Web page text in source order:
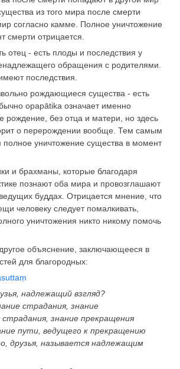
из того мира после смерти
согласно камме. Полное уничтожение
смерти отрицается.
отец - есть плоды и последствия у
обращения с родителями.
последствия.
рождающиеся существа - есть
opapātika означает именно
рождение, без отца и матери, но здесь
о перерождении вообще. Тем самым
полное уничтожение существа в момент
и брахманы, которые благодаря
познают оба мира и провозглашают
буддах. Отрицается мнение, что
человеку следует помалкивать,
уничтожения никто никому помочь
объяснение, заключающееся в
для благородных:
надлежащий взгляд?
страдания, знание
страдания, знание прекращения
пути, ведущего к прекращению
друзья, называется надлежащим